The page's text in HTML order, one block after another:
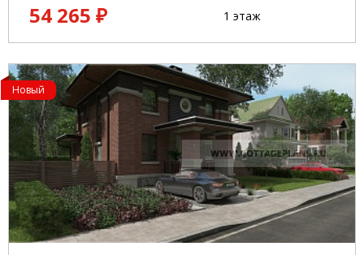
54 265 ₽
1 этаж
Новый